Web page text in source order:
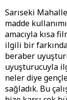
Sarıseki
madde
amacıyla kısa
ilgili bir
beraber
uyuşturucuyla
neler diye
sağladık. Bu